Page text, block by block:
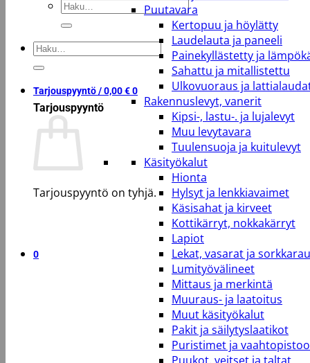
Etsi:
Etsi:
Tarjouspyyntö /0,00€0
Tarjouspyyntö
Tarjouspyyntö on tyhjä.
0
Puutavara
Kertopuu ja höylätty
Laudelauta ja paneeli
Painekyllästetty ja
Sahattu ja mitallistettu
Ulkovuoraus ja
Rakennuslevyt, vanerit
Kipsi-, lastu-. ja lujalevyt
Muu levytavara
Tuulensuoja ja kuitulevyt
Käsityökalut
Hionta
Hylsyt ja lenkkiavaimet
Käsisahat ja kirveet
Kottikärryt, nokkakärryt
Lapiot
Lekat, vasarat ja
Lumityövälineet
Mittaus ja merkintä
Muuraus- ja laatoitus
Muut käsityökalut
Pakit ja säilytyslaatikot
Puristimet ja